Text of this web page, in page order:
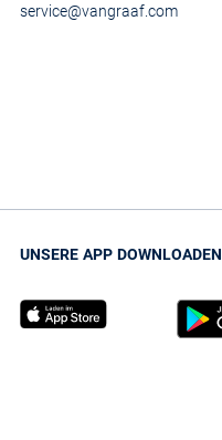
service@vangraaf.com
UNSERE APP DOWNLOADEN